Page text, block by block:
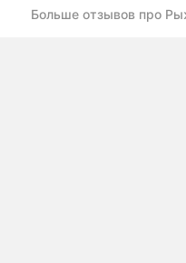
Больше отзывов про